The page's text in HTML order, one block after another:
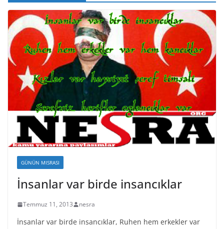
GÜNÜN MISRASI
İnsanlar var birde insancıklar
Temmuz 11, 2013 nesra
İnsanlar var birde insancıklar, Ruhen hem erkekler var